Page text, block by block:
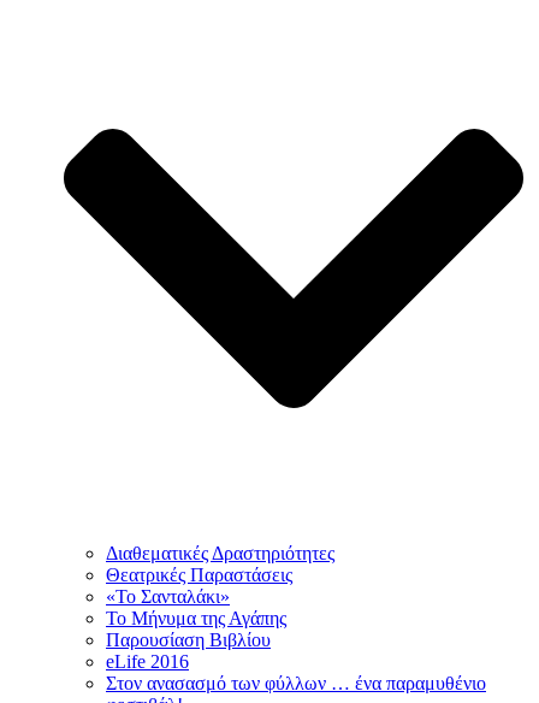
Διαθεματικές Δραστηριότητες
Θεατρικές Παραστάσεις
«Το Σανταλάκι»
Το Mήνυμα της Αγάπης
Παρουσίαση Βιβλίου
eLife 2016
Στον ανασασμό των φύλλων … ένα παραμυθένιο